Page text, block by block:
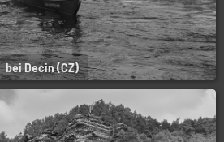
bei Decin (CZ)